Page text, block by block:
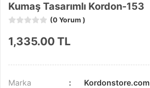
Kumaş Tasarımlı Kordon-153
(0 Yorum )
1,335.00TL
Marka Kordonstore.com